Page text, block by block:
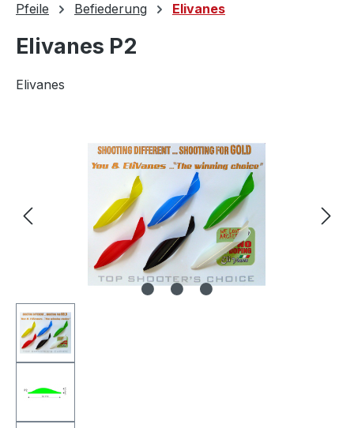
Pfeile Befiederung Elivanes
Elivanes P2
Elivanes